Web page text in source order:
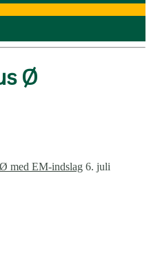
Ø
med EM-indslag 6. juli